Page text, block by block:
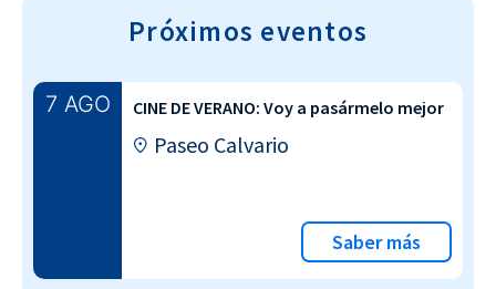
Próximos eventos
7 AGO CINE DE VERANO: Voy a pasármelo mejor
Paseo Calvario
Saber más